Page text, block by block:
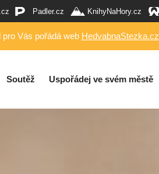
Padler.cz KnihyNaHory.cz
pro Vás pořádá web HedvabnaStezka.cz
Soutěž Uspořádej ve svém městě